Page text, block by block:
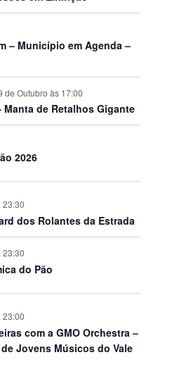
– Município em Agenda –
de Outubro às 17:00
Manta de Retalhos Gigante
2026
23:30
dos Rolantes da Estrada
23:30
do Pão
23:00
com a GMO Orchestra –
Jovens Músicos do Vale